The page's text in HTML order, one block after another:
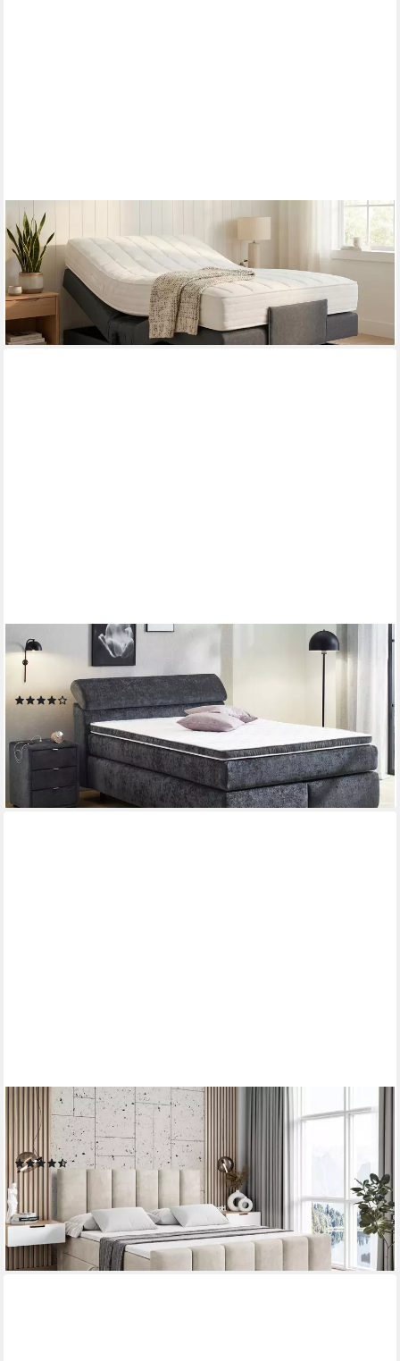
PAARA
Boxspringbett ohne Kopfteil elektrisch verstellbar inkl. Matratze
mit integrierten, mit einzigartigem Belüftungssystem
ab 1.261,00 €
lieferbar in 5 Wochen
JOCKENHÖFER GRUPPE
Boxspringbett Diva, inkl. 7-Zonen-TTFK-Matratze, Kopfteil
höhenverstellbar, KS-Topper
(5)
ab 1.070,65 € UVP1.399,99 €
-24%
lieferbar in 4 Wochen
ALTDECOR
Boxbett BOXI1-Z (Multipocket-Matratze H4, H3 Matratze
Bonellfederung, Topper, Kopfteil), Doppelbett mit Fußteil
(3)
ab 919,90 €
-23%
lieferbar in 3 Wochen
+3